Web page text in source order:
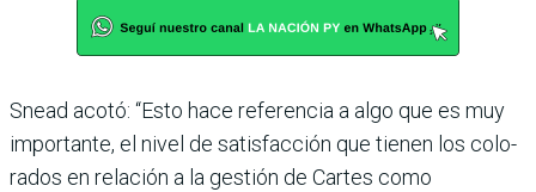
Snead acotó: “Esto hace referencia a algo que es muy
importante, el nivel de satis­facción que tienen los colo­
rados en relación a la gestión de Cartes como